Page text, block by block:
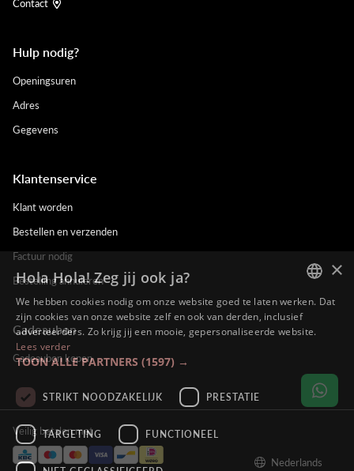
Hulp nodig?
Openingsuren
Adres
Gegevens
Klantenservice
Klant worden
Bestellen en verzenden
Factuur nodig
Bestelling annuleren
Cadeaubon
Cadeaubon kopen
Veilig betalen met
Nederlands
DUTCH
ENGLISH
GERMAN
×
Hola Hola! Zeg jij ook ja?
We hebben cookies nodig om onze website goed te laten werken. Dat
zijn cookies van onze website zelf en ook van derden, inclusief
adverteerders. Zo krijg jij een mooie, gepersonaliseerde website.
Lees verder
TOON ALLE PARTNERS (1597) →
STRIKT NOODZAKELIJK PRESTATIE
TARGETING FUNCTIONEEL